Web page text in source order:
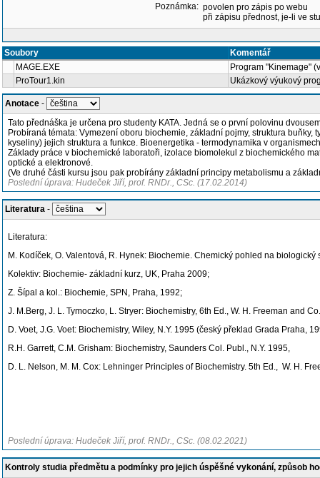
Poznámka: povolen pro zápis po webu
při zápisu přednost, je-li ve
Soubory
Komentář
MAGE.EXE
Program "Kinemage"
ProTour1.kin
Ukázkový výukový
Anotace -
Tato přednáška je určena pro studenty KATA. Jedná se o první polovinu
Probíraná témata: Vymezení oboru biochemie, základní pojmy, struktura
kyseliny) jejich struktura a funkce. Bioenergetika - termodynamika v
Základy práce v biochemické laboratoři, izolace biomolekul z biochemického
optické a elektronové.
(Ve druhé části kursu jsou pak probírány základní principy metabolismu a
Poslední úprava: Hudeček Jiří, prof. RNDr., CSc. (17.02.2014)
Literatura -
Literatura:
M. Kodíček, O. Valentová, R. Hynek: Biochemie. Chemický pohled na
Kolektiv: Biochemie- základní kurz, UK, Praha 2009;
Z. Šípal a kol.: Biochemie, SPN, Praha, 1992;
J. M.Berg, J. L. Tymoczko, L. Stryer: Biochemistry, 6th Ed., W. H. Freeman and
D. Voet, J.G. Voet: Biochemistry, Wiley, N.Y. 1995 (český překlad Grada Praha,
R.H. Garrett, C.M. Grisham: Biochemistry, Saunders Col. Publ., N.Y. 1995,
D. L. Nelson, M. M. Cox: Lehninger Principles of Biochemistry. 5th Ed., W. H.
Poslední úprava: Hudeček Jiří, prof. RNDr., CSc. (08.02.2021)
Kontroly studia předmětu a podmínky pro jejich úspěšné vykonání, způsob